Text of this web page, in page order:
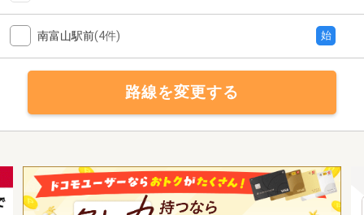
南富山駅前(4件) 始
路線を変更する